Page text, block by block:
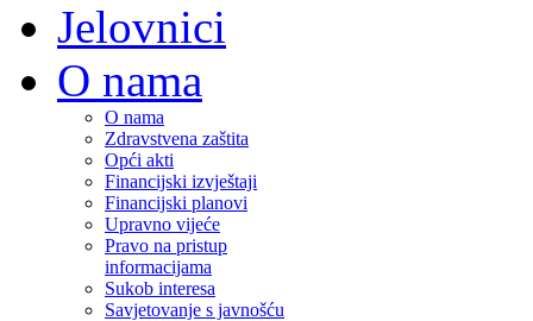
Jelovnici
O nama
O nama
Zdravstvena zaštita
Opći akti
Financijski izvještaji
Financijski planovi
Upravno vijeće
Pravo na pristup
informacijama
Sukob interesa
Savjetovanje s javnošću